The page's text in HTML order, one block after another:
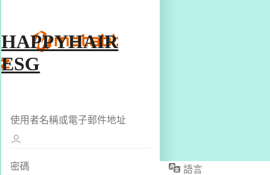
HAPPYHAIR
ESG
使用者名稱或電子郵件地址
密碼 語言